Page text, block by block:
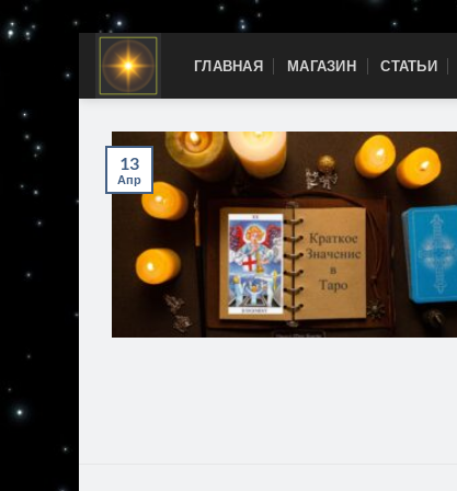
Skip
content
ГЛАВНАЯ МАГАЗИН СТАТЬИ
13
Апр